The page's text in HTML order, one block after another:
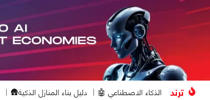
ترند الذكاء الاصطناعي 🤖 دليل بناء المنازل الذكية🛖